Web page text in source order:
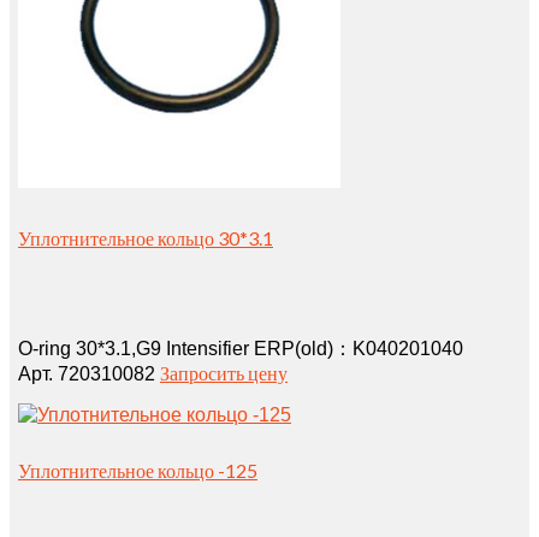
Уплотнительное кольцо 30*3.1
O-ring 30*3.1,G9 Intensifier ERP(old)：K040201040
Арт. 720310082 Запросить цену
Уплотнительное кольцо -125